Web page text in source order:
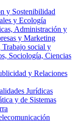
y Sostenibilidad
y Ecología
Administración y
y Marketing
Trabajo social y
Sociología, Ciencias
y Relaciones
Jurídicas
y de Sistemas